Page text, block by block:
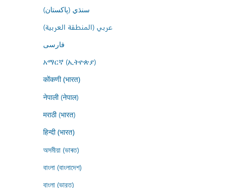
سنڌي (پاکستان)
عربي (المنطقة العربية)
فارسى
አማርኛ (ኢትዮጵያ)
कोंकणी (भारत)
नेपाली (नेपाल)
मराठी (भारत)
हिन्दी (भारत)
অসমীয়া (ভাৰত)
বাংলা (বাংলাদেশ)
বাংলা (ভারত)